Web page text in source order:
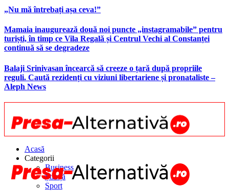
„Nu mă întrebați așa ceva!”
Mamaia inaugurează două noi puncte „instagramabile” pentru
turiști, în timp ce Vila Regală și Centrul Vechi al Constanței
continuă să se degradeze
Balaji Srinivasan încearcă să creeze o țară după propriile
reguli. Caută rezidenți cu viziuni libertariene și pronataliste –
Aleph News
Acasă
Categorii
Business
Știință
Sport